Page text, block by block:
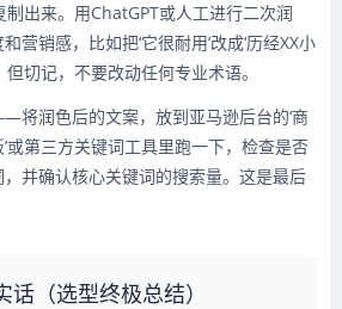
制出来。用ChatGPT或人工进行二次润
营销感，比如把‘它很耐用’改成‘历经XX小
但切记，不要改动任何专业术语。
将润色后的文案，放到亚马逊后台的‘商
或第三方关键词工具里跑一下，检查是否
并确认核心关键词的搜索量。这是最后
话（选型终极总结）